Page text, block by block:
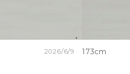
2026/6/9 173cm